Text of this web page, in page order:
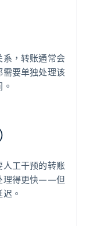
，转账通常会
需要单独处理该
人工干预的转账
理得更快——但
。